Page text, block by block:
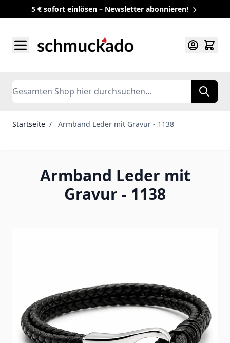
5 € sofort einlösen – Newsletter abonnieren!
Search
Startseite / Armband Leder mit Gravur - 1138
Armband Leder mit
Gravur - 1138